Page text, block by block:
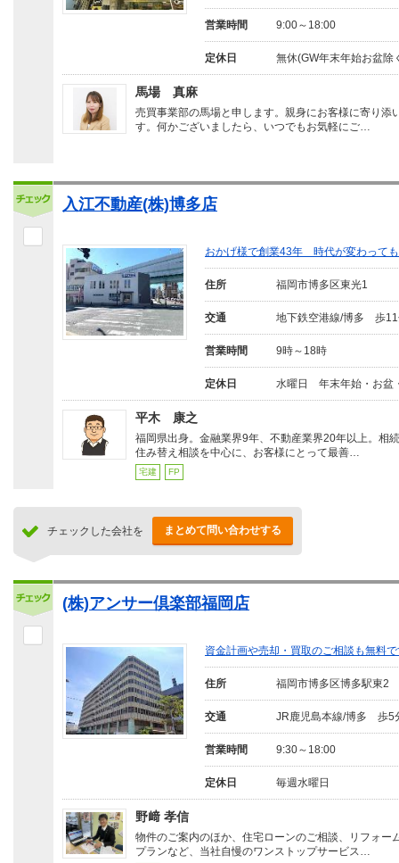
営業時間 9:00～18:00
定休日 無休(GW年末年始お盆除
馬場 真麻
売買事業部の馬場と申します。親身にお客様に寄り添
す。何かございましたら、いつでもお気軽にご…
入江不動産(株)博多店
おかげ様で創業43年 時代が変わって
住所 福岡市博多区東光1
交通 地下鉄空港線/博多 歩
営業時間 9時～18時
定休日 水曜日 年末年始・お盆
平木 康之
福岡県出身。金融業界9年、不動産業界20年以上。相
住み替え相談を中心に、お客様にとって最善…
宅建 FP
チェックした会社を まとめて問い合わせする
(株)アンサー倶楽部福岡店
資金計画や売却・買取のご相談も無料
住所 福岡市博多区博多駅東2
交通 JR鹿児島本線/博多 歩5
営業時間 9:30～18:00
定休日 毎週水曜日
野﨑 孝信
物件のご案内のほか、住宅ローンのご相談、リフォー
プランなど、当社自慢のワンストップサービス…